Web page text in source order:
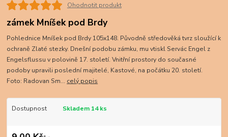
Ohodnotit produkt
zámek Mníšek pod Brdy
Pohlednice Mníšek pod Brdy 105x148. Původně středověká tvrz sloužící k
ochraně Zlaté stezky. Dnešní podobu zámku, mu vtiskl Servác Engel z
Engelsflussu v polovině 17. století. Vnitřní prostory do současné
podoby upravili poslední majitelé, Kastové, na počátku 20. století.
Foto: Radovan Sm... celý popis
Dostupnost Skladem 14 ks